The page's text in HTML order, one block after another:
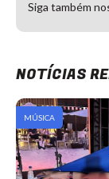
Siga também
NOTÍCIAS
MÚSICA